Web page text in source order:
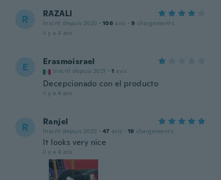
R RAZALI
Inscrit depuis 2020 · 106 avis · 9 chargements
il y a 4 ans
E Erasmoisrael
Inscrit depuis 2021 · 1 avis
Decepcionado con el producto
il y a 4 ans
R Ranjel
Inscrit depuis 2020 · 47 avis · 19 chargements
It looks very nice
il y a 4 ans